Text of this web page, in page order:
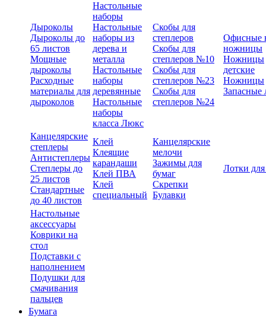
Дыроколы
Дыроколы до
65 листов
Мощные
дыроколы
Расходные
материалы для
дыроколов
Настольные
наборы
Настольные
наборы из
дерева и
металла
Настольные
наборы
деревянные
Настольные
наборы
класса Люкс
Скобы для
степлеров
Скобы для
степлеров №10
Скобы для
степлеров №23
Скобы для
степлеров №24
Офисные
ножницы
Ножницы
детские
Ножницы
Запасные
Канцелярские
степлеры
Антистеплеры
Степлеры до
25 листов
Стандартные
до 40 листов
Клей
Клеящие
карандаши
Клей ПВА
Клей
специальный
Канцелярские
мелочи
Зажимы для
бумаг
Скрепки
Булавки
Лотки
Настольные
аксессуары
Коврики на
стол
Подставки с
наполнением
Подушки для
смачивания
пальцев
Бумага